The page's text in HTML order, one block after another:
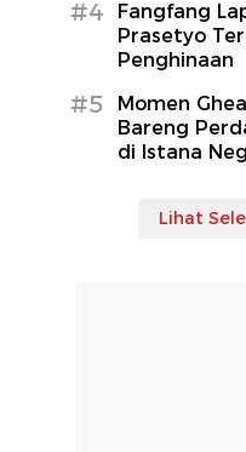
#4
Fangfang
Prasetyo
Penghinaan
#5
Momen
Bareng
di Istana
Lihat